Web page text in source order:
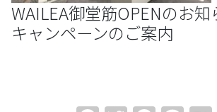
WAILEA御堂筋OPENのお知
キャンペーンのご案内